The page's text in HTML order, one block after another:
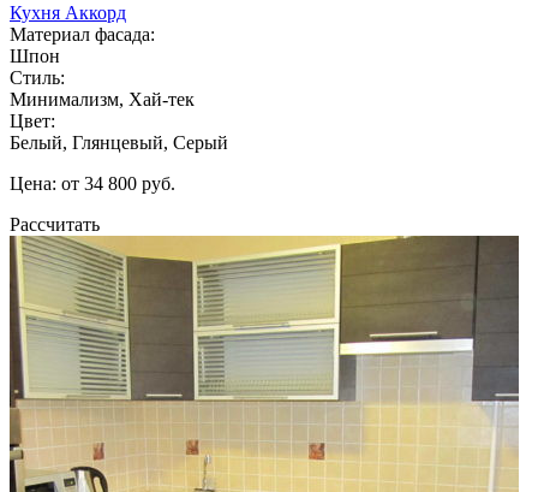
Кухня Аккорд
Материал фасада:
Шпон
Стиль:
Минимализм, Хай-тек
Цвет:
Белый, Глянцевый, Серый
Цена: от 34 800 руб.
Рассчитать